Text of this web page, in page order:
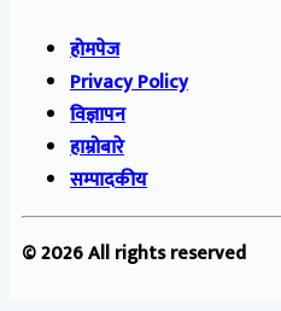
होमपेज
Privacy Policy
विज्ञापन
हाम्रोबारे
सम्पादकीय
© 2026 All rights reserved